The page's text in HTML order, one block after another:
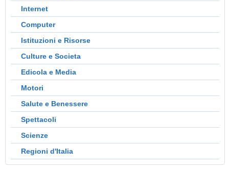
Internet
Computer
Istituzioni e Risorse
Culture e Societa
Edicola e Media
Motori
Salute e Benessere
Spettacoli
Scienze
Regioni d'Italia